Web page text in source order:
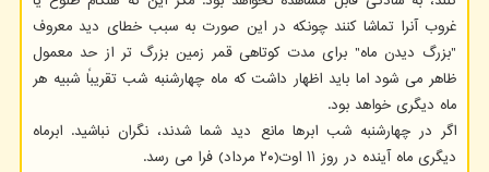
غروب آنرا تماشا کنند چونکه در این صورت به سبب خطای دید معروف
"بزرگ دیدن ماه" برای مدت کوتاهی قمر زمین بزرگ تر از حد معمول
ظاهر می شود اما باید اظهار داشت که ماه چهارشنبه شب تقریباً شبیه هر
ماه دیگری خواهد بود.
اگر در چهارشنبه شب ابرها مانع دید شما شدند، نگران نباشید. ابرماه
دیگری ماه آینده در روز ۱۱ اوت(۲۰ مرداد) فرا می رسد.